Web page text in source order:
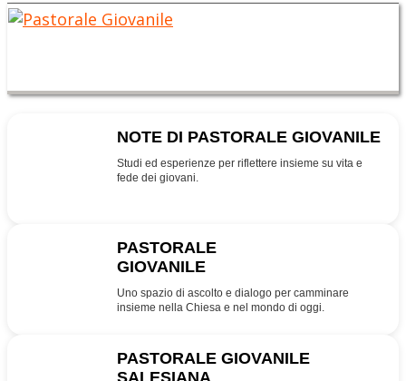
NOTE DI PASTORALE GIOVANILE
Studi ed esperienze per riflettere insieme su vita e
fede dei giovani.
PASTORALE
GIOVANILE
Uno spazio di ascolto e dialogo per camminare
insieme nella Chiesa e nel mondo di oggi.
PASTORALE GIOVANILE
SALESIANA